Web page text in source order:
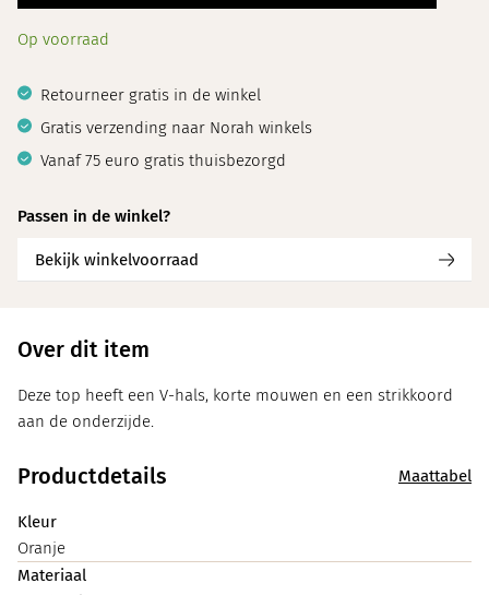
Op voorraad
Retourneer gratis in de winkel
Gratis verzending naar Norah winkels
Vanaf 75 euro gratis thuisbezorgd
Passen in de winkel?
Bekijk winkelvoorraad
Over dit item
Deze top heeft een V-hals, korte mouwen en een strikkoord
aan de onderzijde.
Productdetails Maattabel
Kleur
Oranje
Materiaal